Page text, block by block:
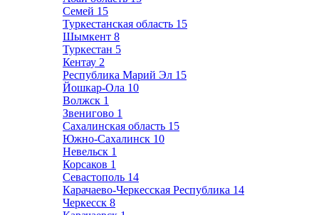
Семей 15
Туркестанская область 15
Шымкент 8
Туркестан 5
Кентау 2
Республика Марий Эл 15
Йошкар-Ола 10
Волжск 1
Звенигово 1
Сахалинская область 15
Южно-Сахалинск 10
Невельск 1
Корсаков 1
Севастополь 14
Карачаево-Черкесская Республика 14
Черкесск 8